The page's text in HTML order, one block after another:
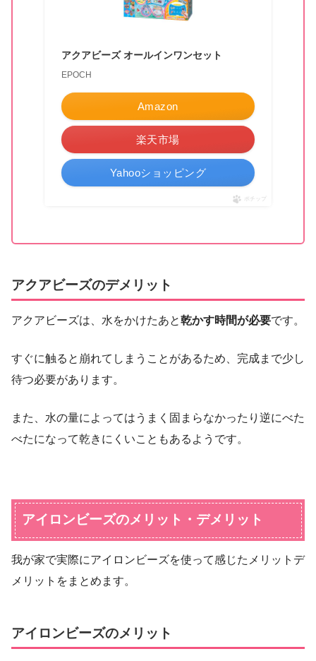
アクアビーズ オールインワンセット
EPOCH
Amazon
楽天市場
Yahooショッピング
ポチップ
アクアビーズのデメリット
アクアビーズは、水をかけたあと乾かす時間が必要です。
すぐに触ると崩れてしまうことがあるため、完成まで少し
待つ必要があります。
また、水の量によってはうまく固まらなかったり逆にべた
べたになって乾きにくいこともあるようです。
アイロンビーズのメリット・デメリット
我が家で実際にアイロンビーズを使って感じたメリットデ
メリットをまとめます。
アイロンビーズのメリット